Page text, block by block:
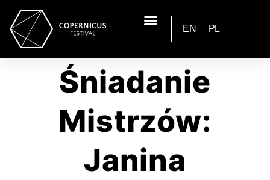
EN PL
Śniadanie
Mistrzów:
Janina